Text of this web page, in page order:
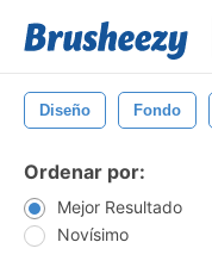
Diseño Fondo
Ordenar por:
Mejor Resultado
Novísimo